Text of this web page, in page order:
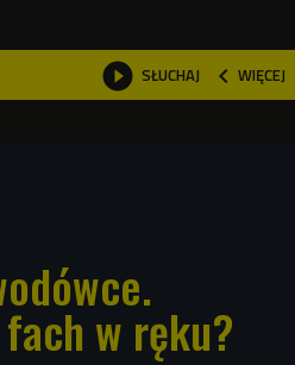
 SŁUCHAJ  WIĘCEJ

w ręku?